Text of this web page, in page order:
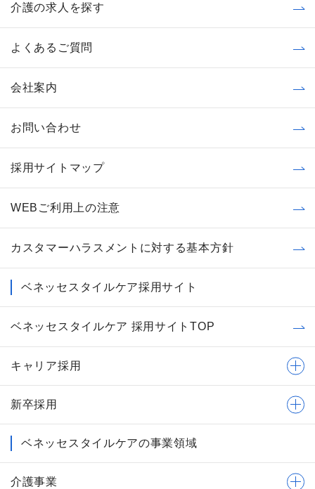
介護の求人を探す
よくあるご質問
会社案内
お問い合わせ
採用サイトマップ
WEBご利用上の注意
カスタマーハラスメントに対する基本方針
ベネッセスタイルケア採用サイト
ベネッセスタイルケア 採用サイトTOP
キャリア採用
新卒採用
ベネッセスタイルケアの事業領域
介護事業